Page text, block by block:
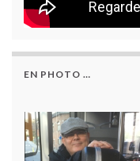
EN PHOTO …